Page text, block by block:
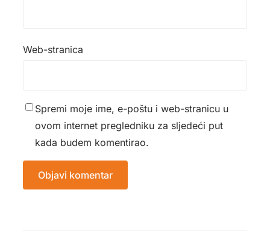
Web-stranica
Spremi moje ime, e-poštu i web-stranicu u
ovom internet pregledniku za sljedeći put
kada budem komentirao.